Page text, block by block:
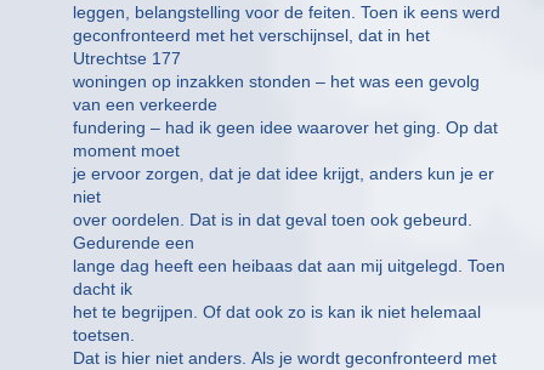
leggen, belangstelling voor de feiten. Toen ik eens werd
geconfronteerd met het verschijnsel, dat in het
Utrechtse 177
woningen op inzakken stonden – het was een gevolg
van een verkeerde
fundering – had ik geen idee waarover het ging. Op dat
moment moet
je ervoor zorgen, dat je dat idee krijgt, anders kun je er
niet
over oordelen. Dat is in dat geval toen ook gebeurd.
Gedurende een
lange dag heeft een heibaas dat aan mij uitgelegd. Toen
dacht ik
het te begrijpen. Of dat ook zo is kan ik niet helemaal
toetsen.
Dat is hier niet anders. Als je wordt geconfronteerd met